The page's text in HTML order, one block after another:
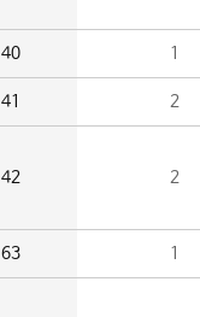
40 1
41 2
42 2
63 1